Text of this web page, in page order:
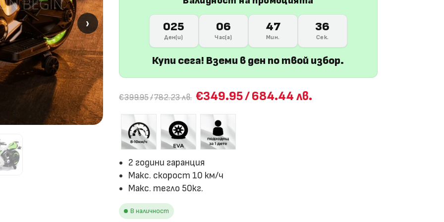
›
› 025
Ден(и)
06
Час(а)
47
Мин.
34
Сек.
Купи сега! Вземи в ден по твой избор.
€399.95/782.23 лв. €349.95/684.44 лв.
2 години гаранция
Макс. скорост 10 км/ч
Макс. тегло 50кг.
В наличност